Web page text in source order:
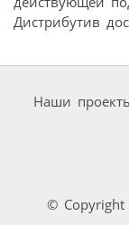
Дистрибутив
Наши
© Copyright